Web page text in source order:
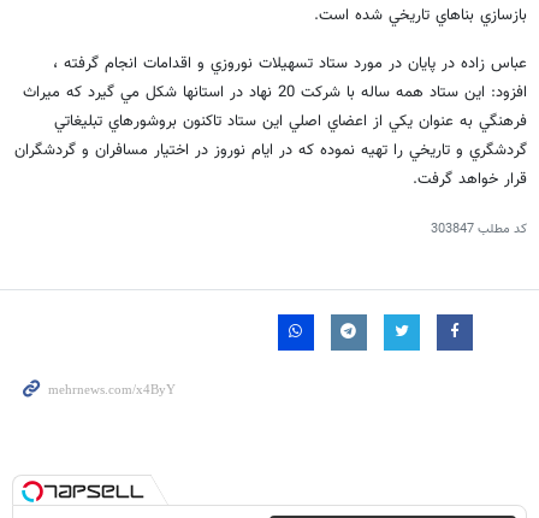
بازسازي بناهاي تاريخي شده است.
عباس زاده در پايان در مورد ستاد تسهيلات نوروزي و اقدامات انجام گرفته ،
افزود: اين ستاد همه ساله با شركت 20 نهاد در استانها شكل مي گيرد كه ميراث
فرهنگي به عنوان يكي از اعضاي اصلي اين ستاد تاكنون بروشورهاي تبليغاتي
گردشگري و تاريخي را تهيه نموده كه در ايام نوروز در اختيار مسافران و گردشگران
قرار خواهد گرفت.
کد مطلب303847